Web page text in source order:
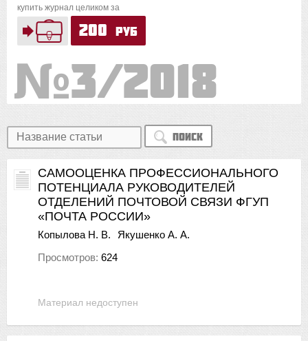
купить журнал целиком за
200 руб
3/2018
Поиск
Материал недоступен
CАМООЦЕНКА ПРОФЕССИОНАЛЬНОГО
ПОТЕНЦИАЛА РУКОВОДИТЕЛЕЙ
ОТДЕЛЕНИЙ ПОЧТОВОЙ СВЯЗИ ФГУП
«ПОЧТА РОССИИ»
Копылова Н. В.
Якушенко А. А.
Просмотров: 624